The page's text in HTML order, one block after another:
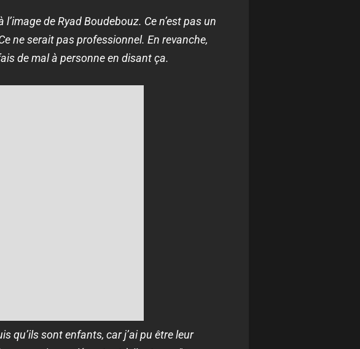
de Ryad Boudebouz. Ce n’est pas un
ne serait pas professionnel. En revanche,
de mal à personne en disant ça.
qu’ils sont enfants, car j’ai pu être leur